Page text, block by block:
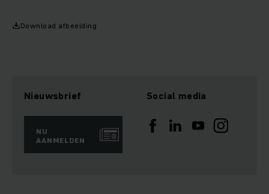
Download afbeelding
Nieuwsbrief
NU
AANMELDEN
Social media